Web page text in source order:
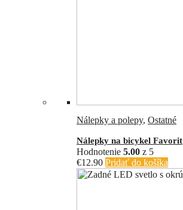
Nálepky a polepy, Ostatné
Nálepky na bicykel Favorit
Hodnotenie 5.00 z 5
€12.90 Pridať do košíka